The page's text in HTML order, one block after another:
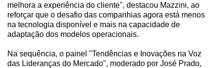
melhora a experiência do cliente", destacou Mazzini, ao
reforçar que o desafio das companhias agora está menos
na tecnologia disponível e mais na capacidade de
adaptação dos modelos operacionais.
Na sequência, o painel "Tendências e Inovações na Voz
das Lideranças do Mercado", moderado por José Prado,